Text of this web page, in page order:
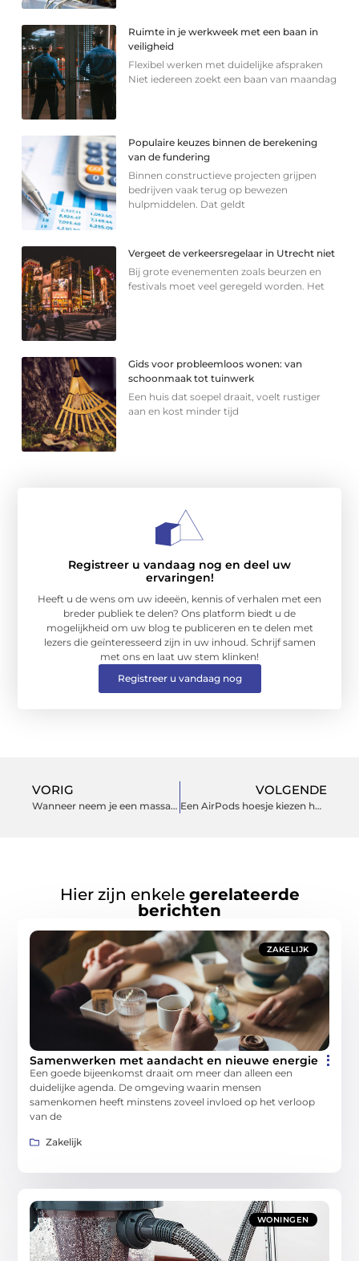
Ruimte in je werkweek met een baan in
veiligheid
Flexibel werken met duidelijke afspraken
Niet iedereen zoekt een baan van maandag
Populaire keuzes binnen de berekening
van de fundering
Binnen constructieve projecten grijpen
bedrijven vaak terug op bewezen
hulpmiddelen. Dat geldt
Vergeet de verkeersregelaar in Utrecht niet
Bij grote evenementen zoals beurzen en
festivals moet veel geregeld worden. Het
Gids voor probleemloos wonen: van
schoonmaak tot tuinwerk
Een huis dat soepel draait, voelt rustiger
aan en kost minder tijd
Registreer u vandaag nog en deel uw
ervaringen!
Heeft u de wens om uw ideeën, kennis of verhalen met een
breder publiek te delen? Ons platform biedt u de
mogelijkheid om uw blog te publiceren en te delen met
lezers die geïnteresseerd zijn in uw inhoud. Schrijf samen
met ons en laat uw stem klinken!
Registreer u vandaag nog
VORIG
Wanneer neem je een massage en wanneer ga je naar de fysiotherapeut?
VOLGENDE
Een AirPods hoesje kiezen hoe doe je dat?
Hier zijn enkele gerelateerde
berichten
ZAKELIJK
Samenwerken met aandacht en nieuwe energie
Een goede bijeenkomst draait om meer dan alleen een
duidelijke agenda. De omgeving waarin mensen
samenkomen heeft minstens zoveel invloed op het verloop
van de
Zakelijk
WONINGEN